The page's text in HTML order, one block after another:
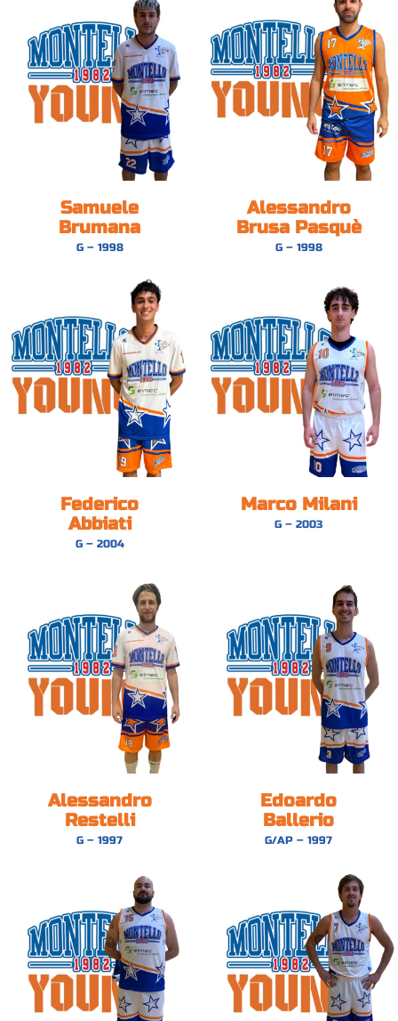
Samuele
Brumana
G – 1998
Alessandro
Brusa Pasquè
G – 1998
Federico
Abbiati
G – 2004
Marco Milani
G – 2003
Alessandro
Restelli
G – 1997
Edoardo
Ballerio
G/AP – 1997